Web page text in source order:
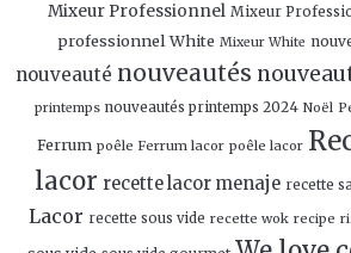
Mixeur Professionnel Mixeur
professionnel White Mixeur White
nouveauté nouveautés
printemps nouveautés printemps 2024 Noël
Ferrum poêle Ferrum lacor poêle lacor
lacor recette lacor menaje recette
Lacor recette sous vide recette wok recipe